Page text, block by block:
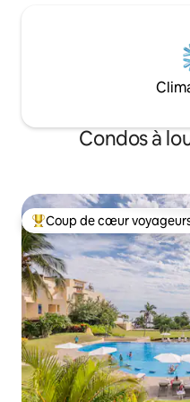
Condos à
Coup de cœur voyageurs
Coup de cœur